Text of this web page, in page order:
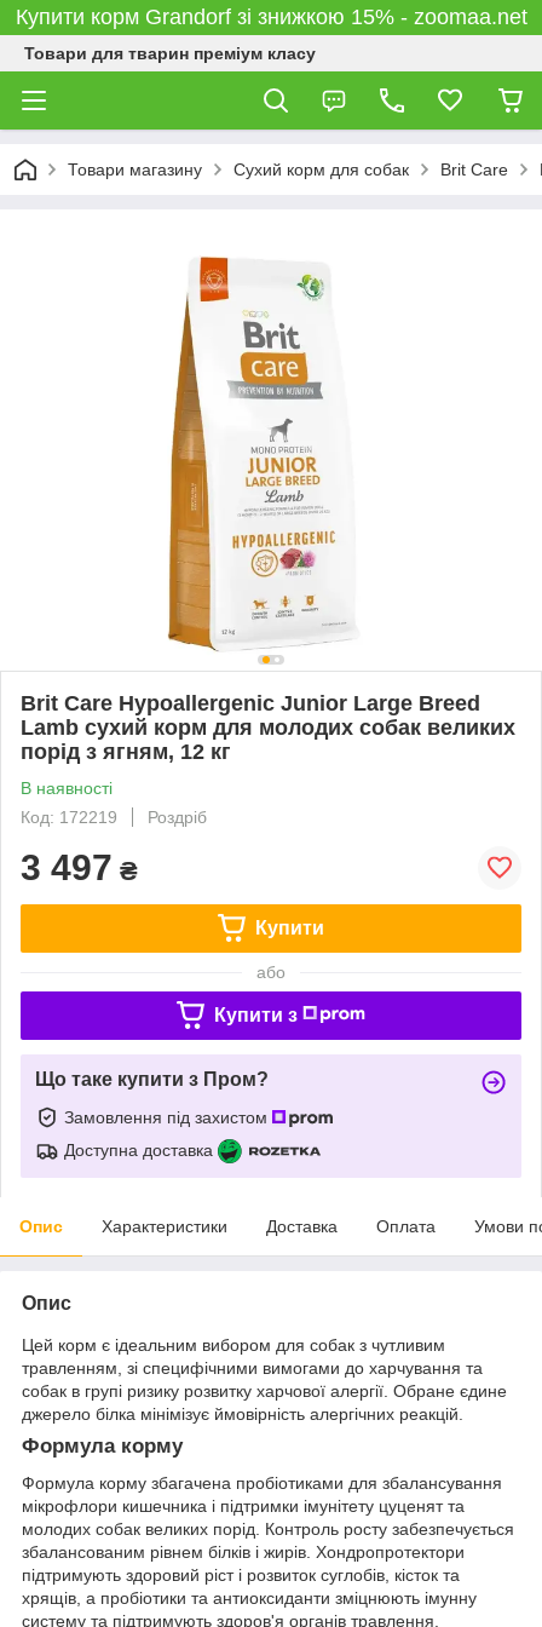
Купити корм Grandorf зі знижкою 15% - zoomaa.net
Товари для тварин преміум класу
Товари магазину Сухий корм для собак Brit Care
Brit Care Hypoallergenic Junior Large Breed
Lamb сухий корм для молодих собак великих
порід з ягням, 12 кг
В наявності
Код: 172219
Роздріб
3 497 ₴
Купити
або
Купити з
Що таке купити з Пром?
Замовлення під захистом
Доступна доставка
Опис Характеристики Доставка Оплата Умови
Опис
Цей корм є ідеальним вибором для собак з чутливим
травленням, зі специфічними вимогами до харчування та
собак в групі ризику розвитку харчової алергії. Обране єдине
джерело білка мінімізує ймовірність алергічних реакцій.
Формула корму
Формула корму збагачена пробіотиками для збалансування
мікрофлори кишечника і підтримки імунітету цуценят та
молодих собак великих порід. Контроль росту забезпечується
збалансованим рівнем білків і жирів. Хондропротектори
підтримують здоровий ріст і розвиток суглобів, кісток та
хрящів, а пробіотики та антиоксиданти зміцнюють імунну
систему та підтримують здоров'я органів травлення.